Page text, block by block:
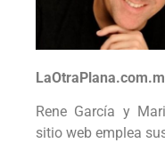
Rene García y
sitio web emplea